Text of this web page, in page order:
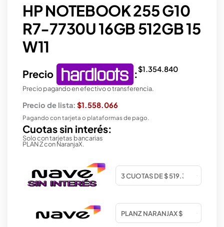
HP NOTEBOOK 255 G10
R7-7730U 16GB 512GB 15
W11
Precio :$1.354.840
Precio pagando en efectivo o transferencia.
Precio de lista: $1.558.066
Pagando con tarjeta o plataformas de pago.
Cuotas sin interés:
Solo con tarjetas bancarias
PLAN Z con NaranjaX.